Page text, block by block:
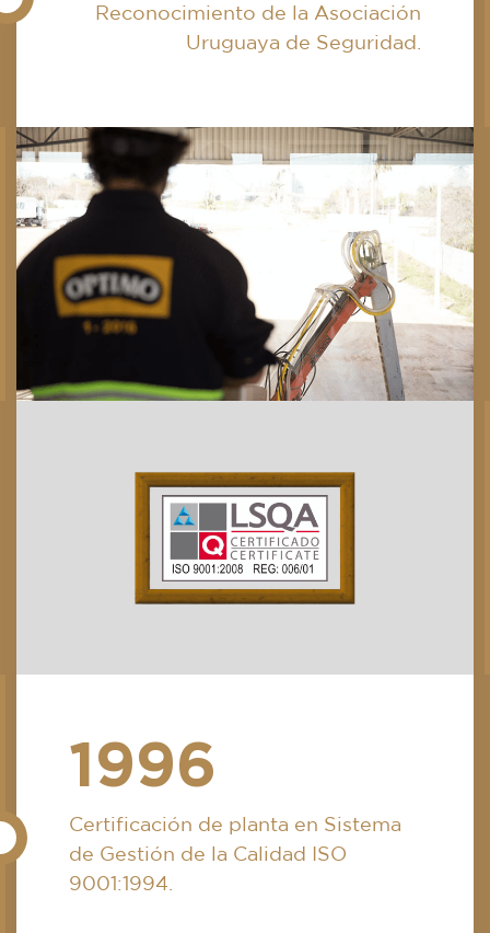
Reconocimiento de la Asociación
Uruguaya de Seguridad.
1996
Certificación de planta en Sistema
de Gestión de la Calidad ISO
9001:1994.